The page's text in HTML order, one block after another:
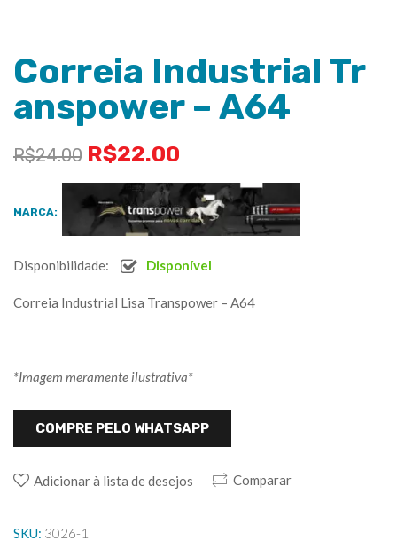
Correia Industrial Tr
anspower – A64
R$24.00 R$22.00
MARCA:
Disponibilidade: Disponível
Correia Industrial Lisa Transpower – A64
*Imagem meramente ilustrativa*
COMPRE PELO WHATSAPP
Adicionar à lista de desejos Comparar
SKU: 3026-1